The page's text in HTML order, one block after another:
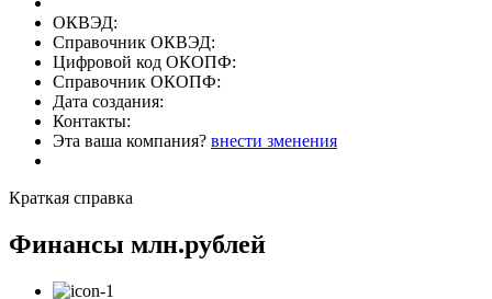
ОКВЭД:
Справочник ОКВЭД:
Цифровой код ОКОПФ:
Справочник ОКОПФ:
Дата создания:
Контакты:
Эта ваша компания? внести зменения
Краткая справка
Финансы млн.рублей